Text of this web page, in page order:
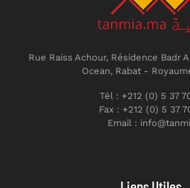
Rue Raiss Achour, Résidence Badr
Ocean, Rabat -
Tél : +212 (0) 5 37
Fax : +212 (0) 5 37
Email :